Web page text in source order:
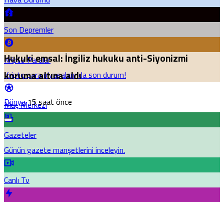
Son Depremler
Kripto Paralar
Kripto para piyasalarında son durum!
Maç Merkezi
Gazeteler
Günün gazete manşetlerini inceleyin.
Canlı Tv
Hukuki emsal: İngiliz hukuku anti-Siyonizmi
koruma altına aldı
Dünya15 saat önce